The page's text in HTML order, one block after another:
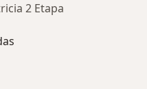
2 Etapa